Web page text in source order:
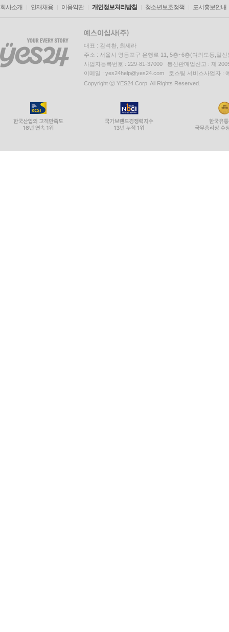
회사소개 인재채용 이용약관 개인정보처리방침 청소년보호정책 도서홍보안내
대표 : 김석환, 최세라
주소 : 서울시 영등포구 은행로 11, 5층~6층(여의도동,일신
사업자등록번호 : 229-81-37000 통신판매업신고 : 제
이메일 : yes24help@yes24.com 호스팅 서비스사업자 :
Copyright ⓒ YES24 Corp. All Rights Reserved.